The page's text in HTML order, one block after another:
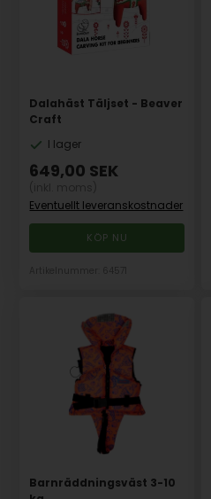
Dalahäst Täljset - Beaver
Craft
I lager
649,00 SEK
Eventuellt leveranskostnader
Barnräddningsväst 3-10